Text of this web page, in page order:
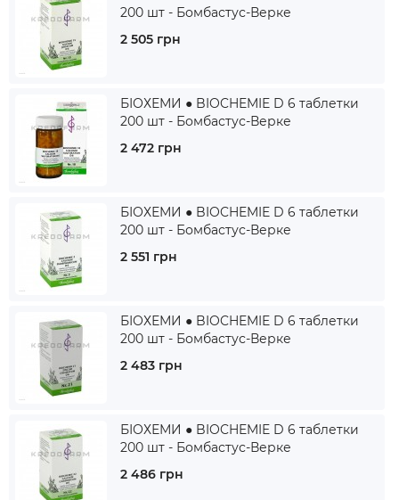
200 шт - Бомбастус-Верке
2 505 грн
БІОХЕМИ ● BIOCHEMIE D 6 таблетки
200 шт - Бомбастус-Верке
2 472 грн
БІОХЕМИ ● BIOCHEMIE D 6 таблетки
200 шт - Бомбастус-Верке
2 551 грн
БІОХЕМИ ● BIOCHEMIE D 6 таблетки
200 шт - Бомбастус-Верке
2 483 грн
БІОХЕМИ ● BIOCHEMIE D 6 таблетки
200 шт - Бомбастус-Верке
2 486 грн